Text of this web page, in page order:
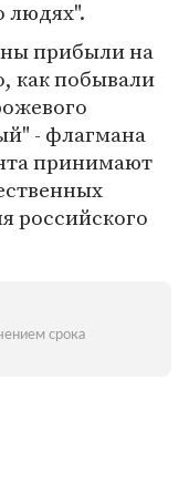
людях".
прибыли на
как побывали
- флагмана
принимают
российского
срока